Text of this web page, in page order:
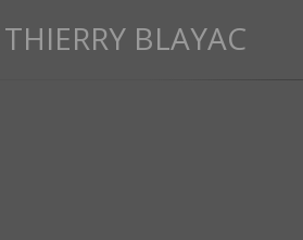
THIERRY BLAYAC